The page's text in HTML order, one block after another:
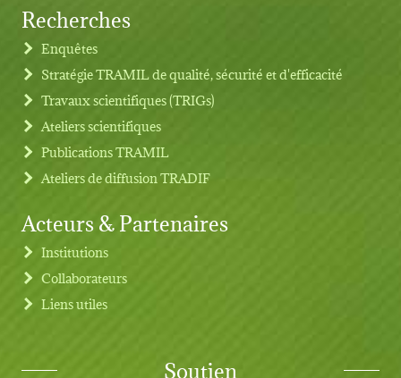
Footer menu
Recherches
Enquêtes
Stratégie TRAMIL de qualité, sécurité et d'efficacité
Travaux scientifiques (TRIGs)
Ateliers scientifiques
Publications TRAMIL
Ateliers de diffusion TRADIF
Acteurs & Partenaires
Institutions
Collaborateurs
Liens utiles
Soutien